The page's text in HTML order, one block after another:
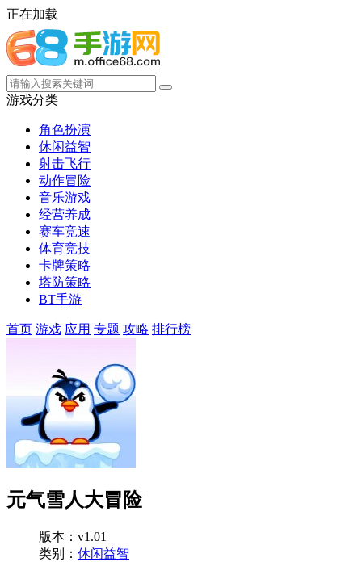
正在加载
游戏分类
角色扮演
休闲益智
射击飞行
动作冒险
音乐游戏
经营养成
赛车竞速
体育竞技
卡牌策略
塔防策略
BT手游
首页 游戏 应用 专题 攻略 排行榜
元气雪人大冒险
版本：v1.01
类别： 休闲益智